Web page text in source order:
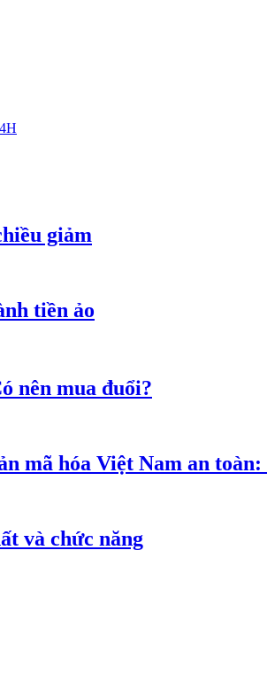
giảm
tiền ảo
nên mua đuổi?
mã hóa Việt Nam an
và chức năng